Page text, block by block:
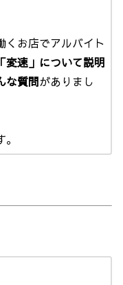
くお店でアルバイト
変速」について説明
な質問がありまし